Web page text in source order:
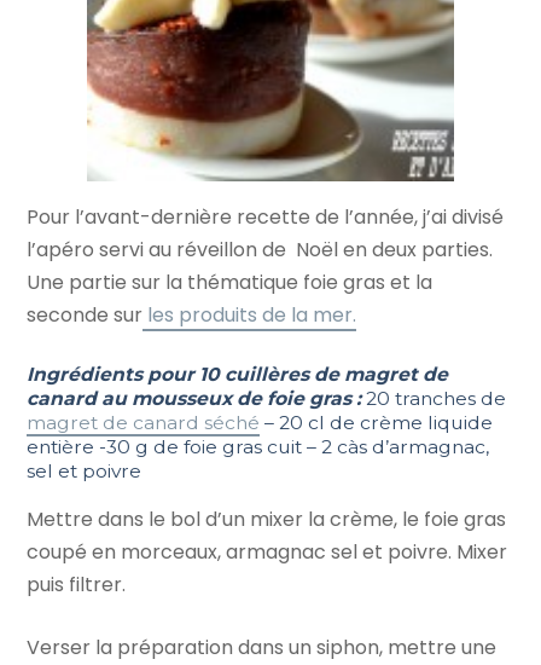
Pour l’avant-dernière recette de l’année, j’ai divisé
l’apéro servi au réveillon de Noël en deux parties.
Une partie sur la thématique foie gras et la
seconde sur les produits de la mer.
Ingrédients pour 10 cuillères de magret de
canard au mousseux de foie gras :20 tranches de
magret de canard séché – 20 cl de crème liquide
entière -30 g de foie gras cuit – 2 càs d’armagnac,
sel et poivre
Mettre dans le bol d’un mixer la crème, le foie gras
coupé en morceaux, armagnac sel et poivre. Mixer
puis filtrer.
Verser la préparation dans un siphon, mettre une